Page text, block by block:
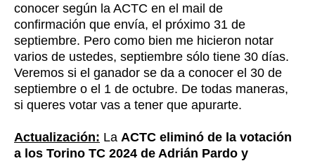
conocer según la ACTC en el mail de
confirmación que envía, el próximo 31 de
septiembre. Pero como bien me hicieron notar
varios de ustedes, septiembre sólo tiene 30 días.
Veremos si el ganador se da a conocer el 30 de
septiembre o el 1 de octubre. De todas maneras,
si queres votar vas a tener que apurarte.
Actualización: La ACTC eliminó de la votación
a los Torino TC 2024 de Adrián Pardo y